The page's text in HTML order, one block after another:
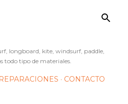
longboard, kite, windsurf, paddle,
todo tipo de materiales.
REPARACIONES CONTACTO